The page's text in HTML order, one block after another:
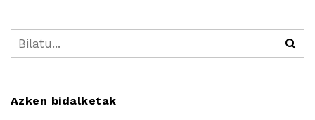
Azken bidalketak